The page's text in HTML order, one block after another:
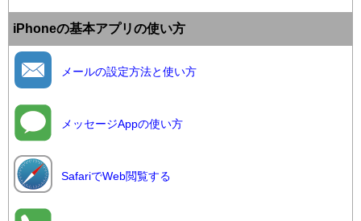
iPhoneの基本アプリの使い方
メールの設定方法と使い方
メッセージAppの使い方
SafariでWeb閲覧する